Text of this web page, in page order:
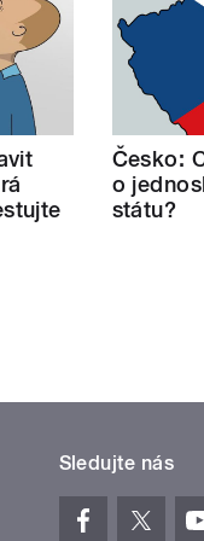
Česko:
o
státu?
Sledujte nás